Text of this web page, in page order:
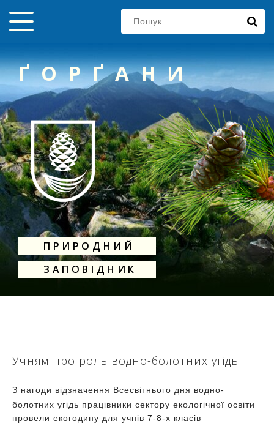
ҐОРҐАНИ
ПРИРОДНИЙ
ЗАПОВІДНИК
Учням про роль водно-болотних угідь
З нагоди відзначення Всесвітнього дня водно-
болотних угідь працівники сектору екологічної освіти
провели екогодину для учнів 7-8-х класів